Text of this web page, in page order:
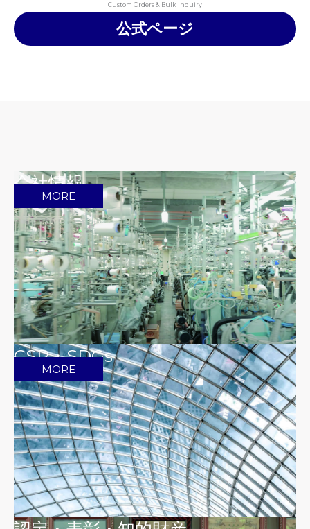
Custom Orders & Bulk Inquiry
公式ページ
会社情報
MORE
CSR・SDGs
MORE